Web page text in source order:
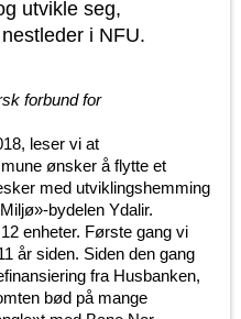
utvikle seg,
i NFU.
forbund for
leser vi at
ønsker å flytte et
med utviklingshemming
bydelen Ydalir.
enheter. Første gang vi
år siden. Siden den gang
fra Husbanken,
bød på mange